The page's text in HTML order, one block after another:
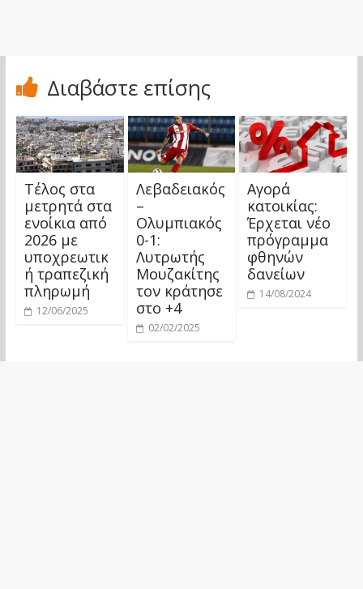
Διαβάστε επίσης
Τέλος στα
μετρητά στα
ενοίκια από
2026 με
υποχρεωτικ
ή τραπεζική
πληρωμή
12/06/2025
Λεβαδειακός
–
Ολυμπιακός
0-1:
Λυτρωτής
Μουζακίτης
τον κράτησε
στο +4
02/02/2025
Αγορά
κατοικίας:
Έρχεται νέο
πρόγραμμα
φθηνών
δανείων
14/08/2024